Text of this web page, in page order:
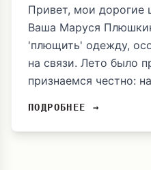
Привет, мои дорогие
Ваша Маруся
'плющить' одежду,
на связи. Лето было
признаемся честно:
ПОДРОБНЕЕ →